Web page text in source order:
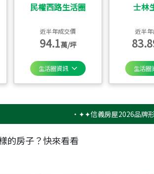
民權西路生活圈
近半年成交價
94.1萬/坪
生活圈資訊
士林
近半
生活圈
✦✦信義房屋2026品牌形象影
的房子？快來看看